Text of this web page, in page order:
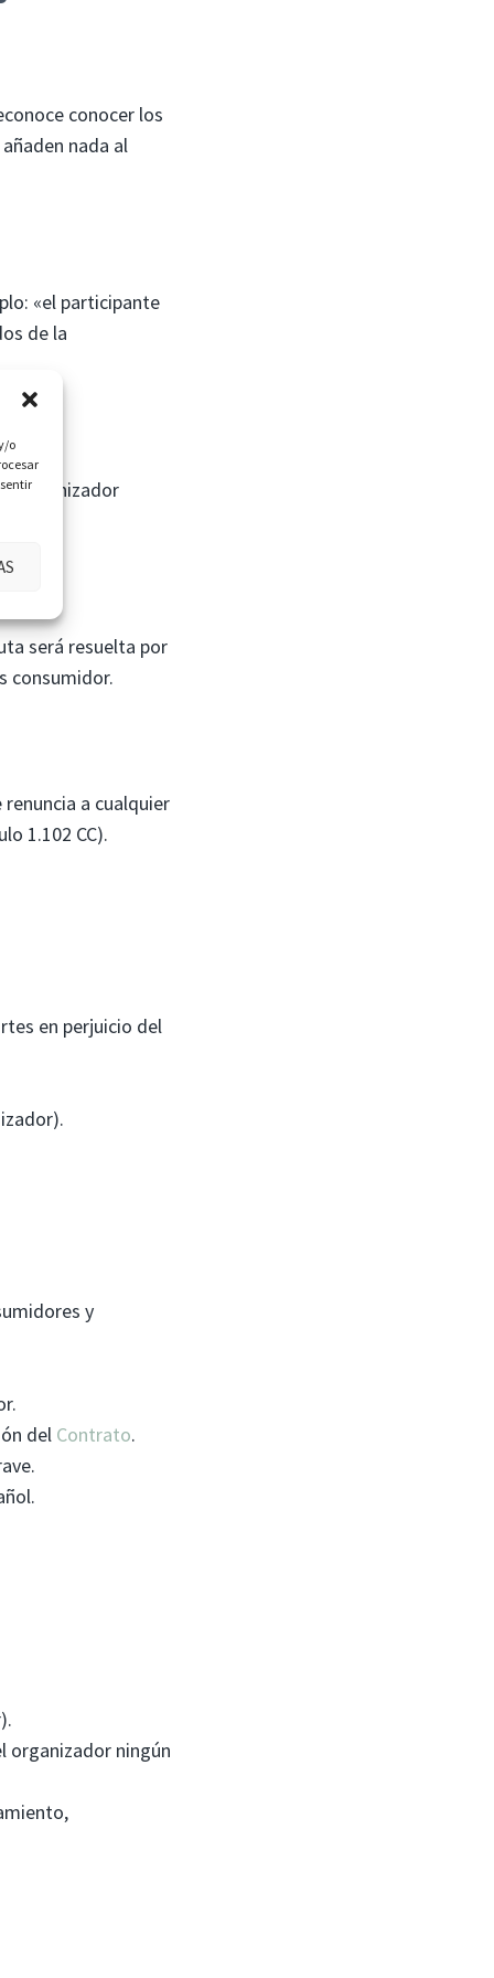
o
conocer los
nada al
«el participante
de la
organizador
será resuelta por
consumidor.
a cualquier
1.102 CC).
en perjuicio del
y
del Contrato.
organizador ningún